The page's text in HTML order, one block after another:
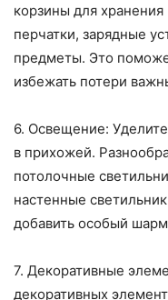
корзины для
перчатки, зарядные
предметы. Это
избежать потери
6. Освещение:
в прихожей.
потолочные
настенные
добавить особый
7. Декоративные
декоративных